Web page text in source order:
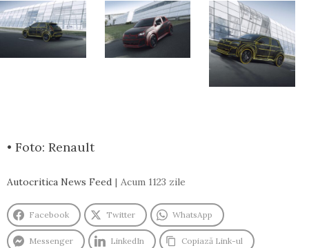
• Foto: Renault
Autocritica News Feed Acum 1123 zile
Facebook Twitter WhatsApp
Messenger LinkedIn Copiază Link-ul